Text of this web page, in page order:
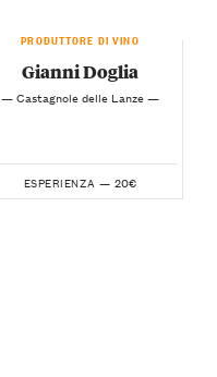
PRODUTTORE DI VINO
Gianni Doglia
— Castagnole delle Lanze —
ESPERIENZA — 20€